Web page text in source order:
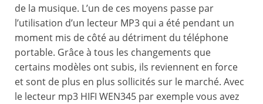
de la musique. L’un de ces moyens passe par
l’utilisation d’un lecteur MP3 qui a été pendant un
moment mis de côté au détriment du téléphone
portable. Grâce à tous les changements que
certains modèles ont subis, ils reviennent en force
et sont de plus en plus sollicités sur le marché. Avec
le lecteur mp3 HIFI WEN345 par exemple vous avez